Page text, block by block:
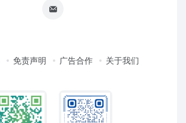
免责声明 广告合作 关于我们